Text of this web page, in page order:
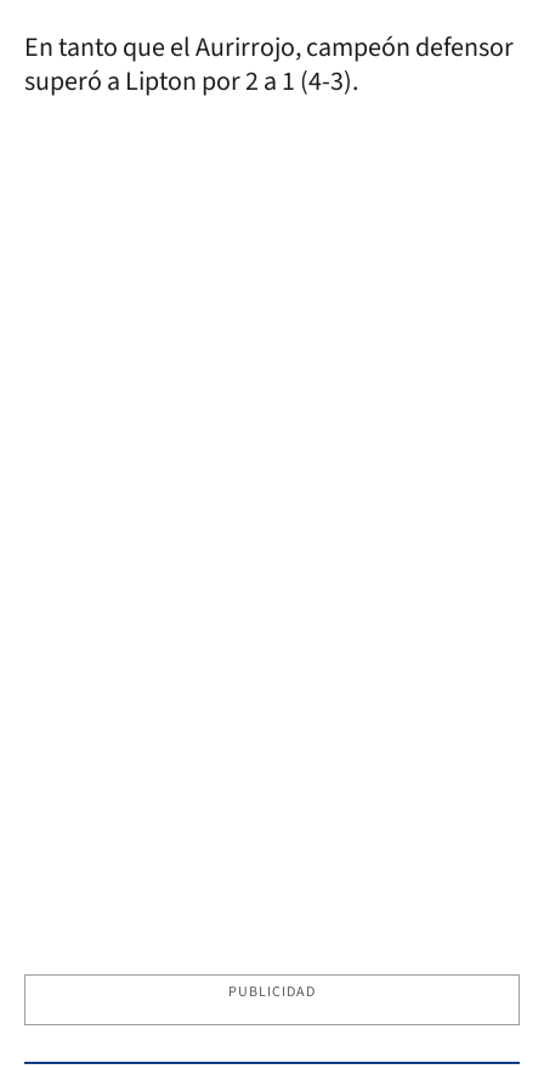
En tanto que el Aurirrojo, campeón defensor
superó a Lipton por 2 a 1 (4-3).
PUBLICIDAD